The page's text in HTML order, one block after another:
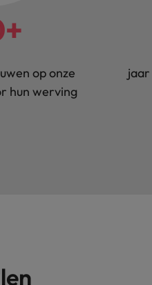
op onze
hun werving